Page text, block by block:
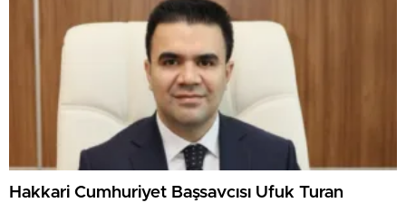
Hakkari Cumhuriyet Başsavcısı Ufuk Turan